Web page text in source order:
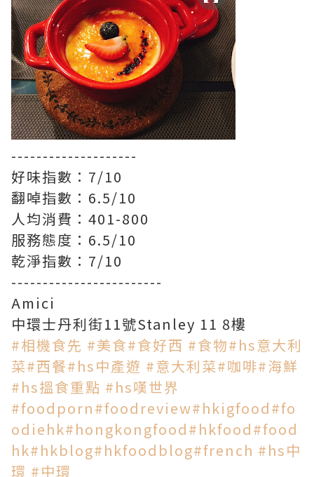
--------------------
好味指數：7/10
翻啅指數：6.5/10
人均消費：401-800
服務態度‍：6.5/10
乾淨指數：7/10
------------------------
Amici
中環士丹利街11號Stanley 11 8樓
#相機食先 #美食#食好西 #食物#hs意大利
菜#西餐#hs中產遊 #意大利菜#咖啡#海鮮
#hs搵食重點 #hs嘆世界
#foodporn#foodreview#hkigfood#fo
odiehk#hongkongfood#hkfood#food
hk#hkblog#hkfoodblog#french #hs中
環 #中環